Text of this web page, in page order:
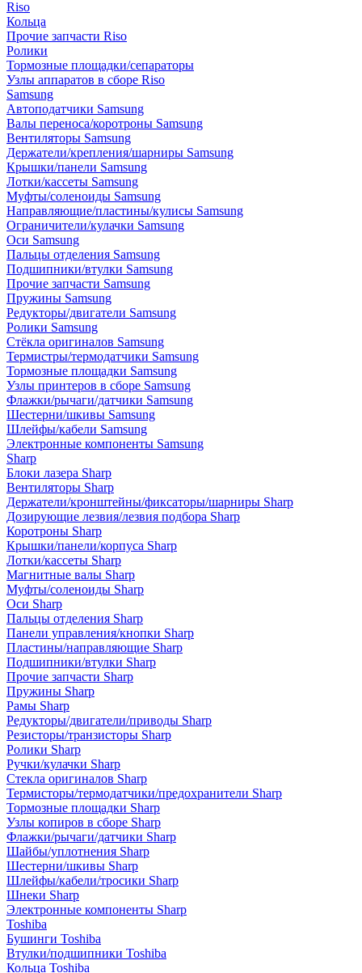
Riso
Кольца
Прочие запчасти Riso
Ролики
Тормозные площадки/сепараторы
Узлы аппаратов в сборе Riso
Samsung
Автоподатчики Samsung
Валы переноса/коротроны Samsung
Вентиляторы Samsung
Держатели/крепления/шарниры Samsung
Крышки/панели Samsung
Лотки/кассеты Samsung
Муфты/соленоиды Samsung
Направляющие/пластины/кулисы Samsung
Ограничители/кулачки Samsung
Оси Samsung
Пальцы отделения Samsung
Подшипники/втулки Samsung
Прочие запчасти Samsung
Пружины Samsung
Редукторы/двигатели Samsung
Ролики Samsung
Стёкла оригиналов Samsung
Термистры/термодатчики Samsung
Тормозные площадки Samsung
Узлы принтеров в сборе Samsung
Флажки/рычаги/датчики Samsung
Шестерни/шкивы Samsung
Шлейфы/кабели Samsung
Электронные компоненты Samsung
Sharp
Блоки лазера Sharp
Вентиляторы Sharp
Держатели/кронштейны/фиксаторы/шарниры Sharp
Дозирующие лезвия/лезвия подбора Sharp
Коротроны Sharp
Крышки/панели/корпуса Sharp
Лотки/кассеты Sharp
Магнитные валы Sharp
Муфты/соленоиды Sharp
Оси Sharp
Пальцы отделения Sharp
Панели управления/кнопки Sharp
Пластины/направляющие Sharp
Подшипники/втулки Sharp
Прочие запчасти Sharp
Пружины Sharp
Рамы Sharp
Редукторы/двигатели/приводы Sharp
Резисторы/транзисторы Sharp
Ролики Sharp
Ручки/кулачки Sharp
Стекла оригиналов Sharp
Термисторы/термодатчики/предохранители Sharp
Тормозные площадки Sharp
Узлы копиров в сборе Sharp
Флажки/рычаги/датчики Sharp
Шайбы/уплотнения Sharp
Шестерни/шкивы Sharp
Шлейфы/кабели/тросики Sharp
Шнеки Sharp
Электронные компоненты Sharp
Toshiba
Бушинги Toshiba
Втулки/подшипники Toshiba
Кольца Toshiba